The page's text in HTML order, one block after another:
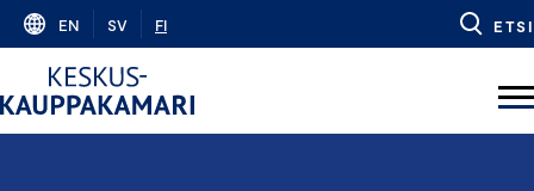
Skip
content
EN SV FI ETSI